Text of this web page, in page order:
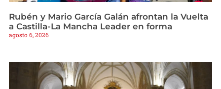
Rubén y Mario García Galán afrontan la Vuelta
a Castilla-La Mancha Leader en forma
agosto 6, 2026